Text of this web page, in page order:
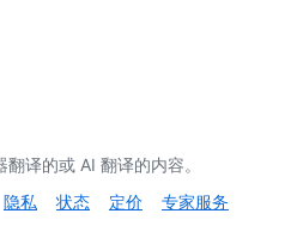
译的或 AI 翻译的内容。
隐私 状态 定价
专家服务